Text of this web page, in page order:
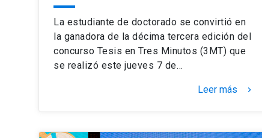
La estudiante de doctorado se convirtió en
la ganadora de la décima tercera edición del
concurso Tesis en Tres Minutos (3MT) que
se realizó este jueves 7 de…
Leer más keyboard_arrow_right